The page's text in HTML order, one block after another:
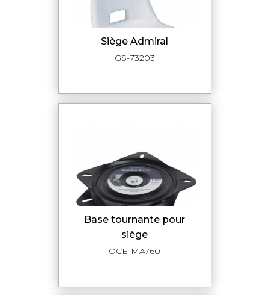
siège Admiral
GS-73203
base tournante pour
siège
OCE-MA760